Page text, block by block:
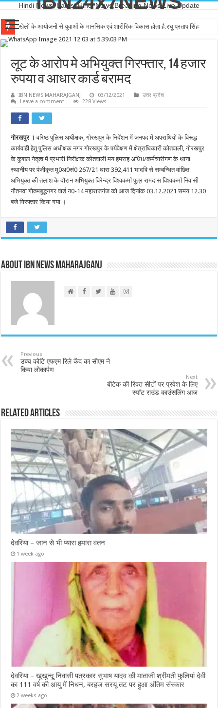
Hindi News, Latest Hindi News,Breaking News,Live Update
खेलों के आयोजनों से युवाओं के मानसिक एवं शारीरिक विकास होता है:रघू प्रताप सिंह
लूट के आरोप मे अभियुक्त गिरफ्तार, 14 हजार
रुपया व आधार कार्ड बरामद
IBN NEWS MAHARAJGANJ 03/12/2021
उत्तर प्रदेश
Leave a comment
228 Views
गोरखपुर । वरिष्ठ पुलिस अधीक्षक, गोरखपुर के निर्देशन में जनपद में अपराधियों के विरूद्ध
कार्यवाही हेतु पुलिस अधीक्षक नगर गोरखपुर के पर्यवेक्षण में क्षेत्राधिकारी कोतवाली, गोरखपुर
के कुशल नेतृत्व में प्रभारी निरीक्षक कोतवाली मय हमराह अधि0/कर्मचारीगण के थाना
स्थानीय पर पंजीकृत मु0अ0सं0 267/21 धारा 392,411 भादवि से सम्बन्धित वांछित
अभियुक्त की तलाश के दौरान अभियुक्त विरेन्द्र विश्वकर्मा पुत्र रामदास विश्वकर्मा निवासी
नौतनवा गौतमबुद्धनगर वार्ड न0-14 महाराजगंज को आज दिनांक 03.12.2021 समय 12.30
बजे गिरफ्तार किया गया ।
About IBN NEWS MAHARAJGANJ
Previous
उच्च कोटि एफएम रिले केंद का सीएम ने
किया लोकार्पण
Next
बीटेक की रिक्त सीटों पर प्रवेश के लिए
स्पॉट राउंड काउंसलिंग आज
Related Articles
देवरिया – जान से भी प्यारा हमारा वतन
1 week ago
देवरिया – खुखुन्दू निवासी पत्रकार सुभाष यादव की माताजी श्रीमती फुलियां देवी
का 111 वर्ष की आयु में निधन, बरहज सरयू तट पर हुआ अंतिम संस्कार
2 weeks ago